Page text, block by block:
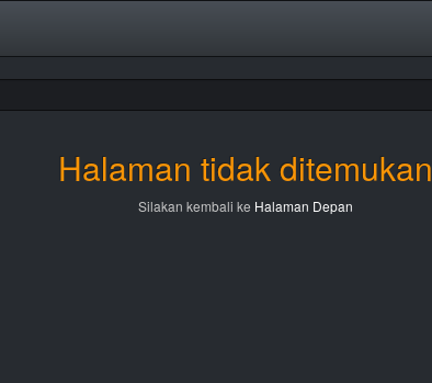
Halaman tidak ditemukan
Silakan kembali ke Halaman Depan